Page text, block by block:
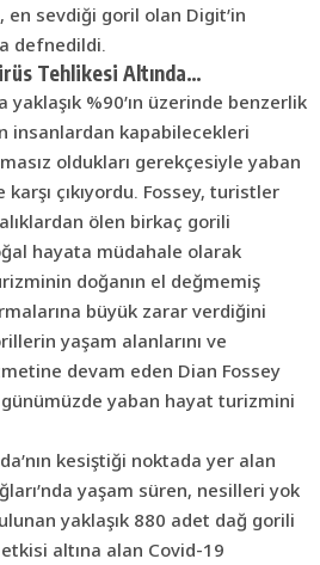
en sevdiği goril olan Digit’in
defnedildi.
Tehlikesi Altında…
yaklaşık %90’ın üzerinde benzerlik
insanlardan kapabilecekleri
oldukları gerekçesiyle yaban
çıkıyordu. Fossey, turistler
ölen birkaç gorili
hayata müdahale olarak
doğanın el değmemiş
büyük zarar verdiğini
yaşam alanlarını ve
devam eden Dian Fossey
günümüzde yaban hayat turizmini
kesiştiği noktada yer alan
yaşam süren, nesilleri yok
yaklaşık 880 adet dağ gorili
altına alan Covid-19